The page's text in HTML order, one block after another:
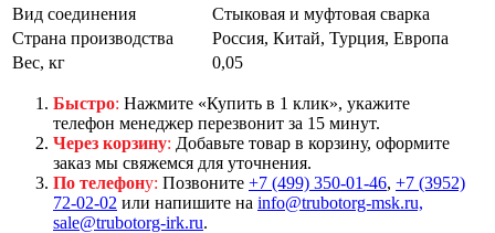
Вид соединения
Стыковая и муфтовая сварка
Страна производства
Россия, Китай, Турция, Европа
Вес, кг
0,05
Быстро: Нажмите «Купить в 1 клик», укажите
телефон менеджер перезвонит за 15 минут.
Через корзину: Добавьте товар в корзину, оформите
заказ мы свяжемся для уточнения.
По телефону: Позвоните +7 (499) 350-01-46, +7 (3952)
72-02-02 или напишите на info@trubotorg-msk.ru,
sale@trubotorg-irk.ru.